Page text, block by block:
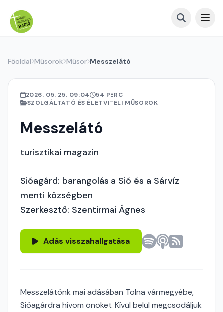
Főoldal Műsorok Műsor Messzelátó
2026. 05. 25. 09:04
54 PERC
SZOLGÁLTATÓ ÉS ÉLETVITELI MŰSOROK
Messzelátó
turisztikai magazin
Sióagárd: barangolás a Sió és a Sárvíz
menti községben
Szerkesztő: Szentirmai Ágnes
Adás visszahallgatása
Messzelátónk mai adásában Tolna vármegyébe,
Sióagárdra hívom önöket. Kívül belül megcsodáljuk